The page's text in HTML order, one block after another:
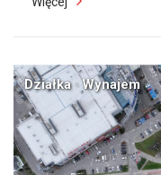
Działka · Wynajem